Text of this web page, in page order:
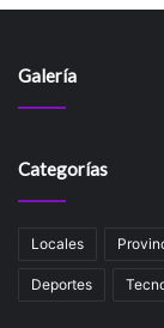
Galería
Categorías
Locales
Deportes